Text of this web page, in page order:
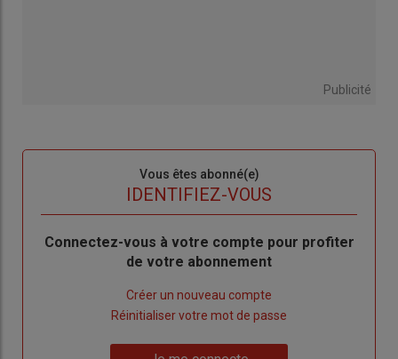
Publicité
Vous êtes abonné(e)
IDENTIFIEZ-VOUS
Body
Connectez-vous à votre compte pour profiter
de votre abonnement
Créer un nouveau compte
Réinitialiser votre mot de passe